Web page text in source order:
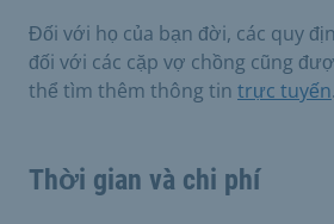
Đối với họ của bạn đời, các quy
đối với các cặp vợ chồng cũng
thể tìm thêm thông tin trực tuyến.
Thời gian và chi phí